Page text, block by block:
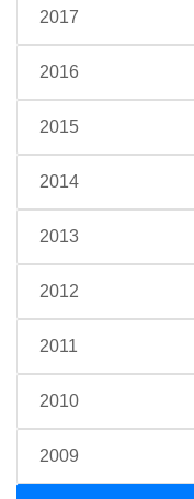
2017
2016
2015
2014
2013
2012
2011
2010
2009